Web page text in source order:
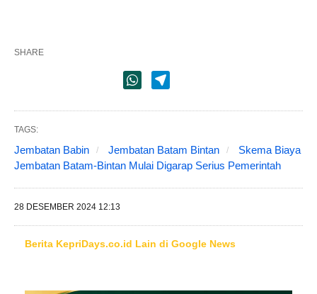
SHARE
TAGS:
Jembatan Babin Jembatan Batam Bintan
Skema Biaya
Jembatan Batam-Bintan Mulai Digarap Serius Pemerintah
28 DESEMBER 2024 12:13
Berita KepriDays.co.id Lain di Google News